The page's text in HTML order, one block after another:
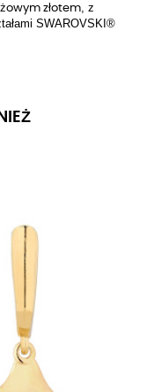
złotem , z
SWAROVSKI®